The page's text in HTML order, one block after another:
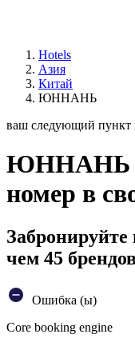
Hotels
Азия
Китай
ЮННАНЬ
ваш следующий пункт
ЮННАНЬ :
номер в
Забронируйте
чем 45
Ошибка (ы)
Core booking engine